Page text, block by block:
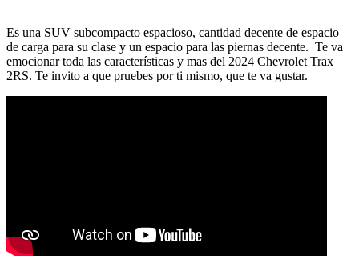
Es una SUV subcompacto espacioso, cantidad decente de espacio
de carga para su clase y un espacio para las piernas decente. Te va
emocionar toda las características y mas del 2024 Chevrolet Trax
2RS. Te invito a que pruebes por ti mismo, que te va gustar.